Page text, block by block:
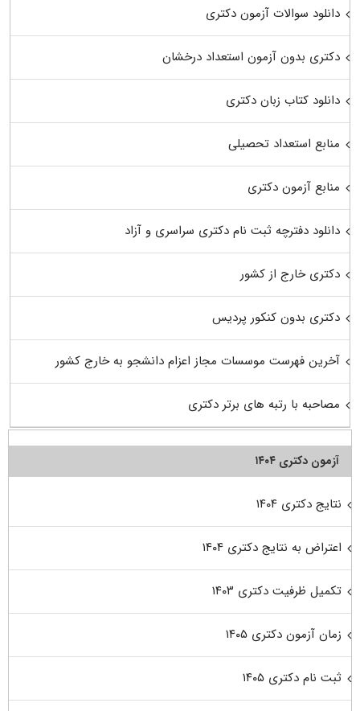
دانلود سوالات آزمون دکتری
دکتری بدون آزمون استعداد درخشان
دانلود کتاب زبان دکتری
منابع استعداد تحصیلی
منابع آزمون دکتری
دانلود دفترچه ثبت نام دکتری سراسری و آزاد
دکتری خارج از کشور
دکتری بدون کنکور پردیس
آخرین فهرست موسسات مجاز اعزام دانشجو به خارج کشور
مصاحبه با رتبه های برتر دکتری
آزمون دکتری ۱۴۰۴
نتایج دکتری ۱۴۰۴
اعتراض به نتایج دکتری ۱۴۰۴
تکمیل ظرفیت دکتری ۱۴۰۳
زمان آزمون دکتری ۱۴۰۵
ثبت نام دکتری ۱۴۰۵